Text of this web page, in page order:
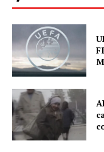
Despre noi / Echipa